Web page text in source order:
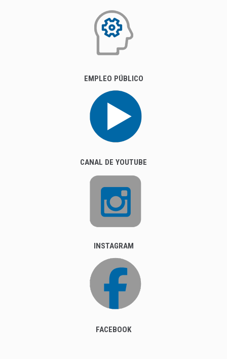
EMPLEO PÚBLICO
CANAL DE YOUTUBE
INSTAGRAM
FACEBOOK